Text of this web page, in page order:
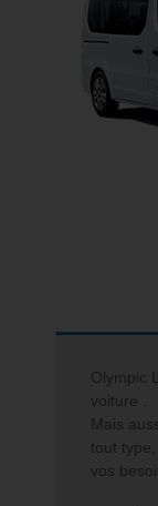
Olympic
voiture
Mais
tout
vos